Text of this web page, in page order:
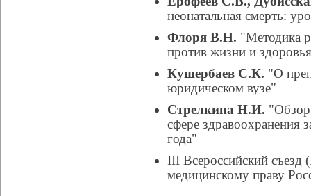
неонатальная смерть:
Флоря В.Н. "Методика
против жизни и
Кушербаев С.К. "О
юридическом вузе"
Стрелкина Н.И. "Обзор
сфере здравоохранения
года"
III Всероссийский съезд
медицинскому праву